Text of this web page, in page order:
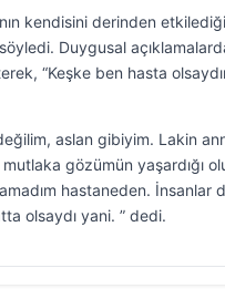
kendisini derinden
Duygusal
“Keşke ben hasta
aslan gibiyim. Lakin
gözümün yaşardığı
hastaneden. İnsanlar
olsaydı yani. ” dedi.